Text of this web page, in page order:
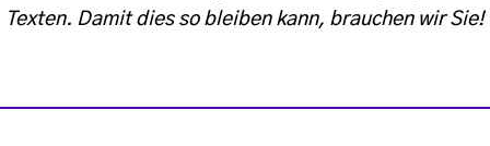
Texten. Damit dies so bleiben kann, brauchen wir Sie!